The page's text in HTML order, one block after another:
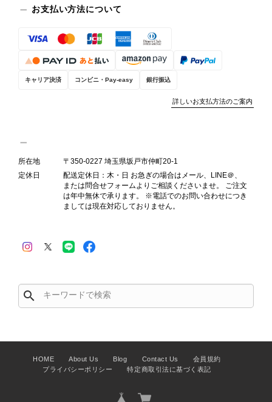
なった際のお気持ちを思うと、大変心
につきましては、当店よりご連絡のう
え、返品・返金を含め、責任をもって
対応してまいります。 バッグは、外
装と内装をそれぞれ確認し、個別にラ
観の印象だけで商品の状態全体を判断
今回のご指摘を重く受け止め、まずは
商品の状態を丁寧に確認させていただ
きます。 掲載内容では分からない状
お選びいただけるよう、より正確な状
態確認とご案内に努めてまいります。
お支払い方法について
キャリア決済 コンビニ・Pay-easy 銀行振込
詳しいお支払方法のご案内
所在地
〒350-0227 埼玉県坂戸市仲町20-1
定休日
配送定休日：木・日 お急ぎの場合はメール、LINE＠、
または問合せフォームよりご相談くださいませ。 ご注文
は年中無休で承ります。 ※電話でのお問い合わせにつき
ましては現在対応しておりません。
search
HOME About Us Blog Contact Us
会員規約
プライバシーポリシー
特定商取引法に基づく表記